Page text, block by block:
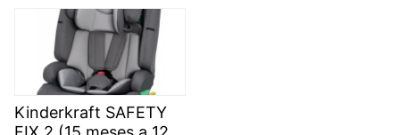
Kinderkraft SAFETY